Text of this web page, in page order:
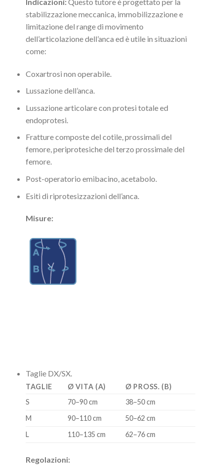
stabilizzazione meccanica, immobilizzazione e
limitazione del range di movimento
dell’articolazione dell’anca ed è utile in situazioni
come:
Coxartrosi non operabile.
Lussazione dell’anca.
Lussazione articolare con protesi totale ed
endoprotesi.
Fratture composte del cotile, prossimali del
femore, periprotesiche del terzo prossimale del
femore.
Post-operatorio emibacino, acetabolo.
Esiti di riprotesizzazioni dell’anca.
Misure:
Taglie DX/SX.
TAGLIE Ø VITA (A)
Ø PROSS. (B)
S
70–90 cm
38–50 cm
M
90–110 cm
50–62 cm
L
110–135 cm 62–76 cm
Regolazioni: